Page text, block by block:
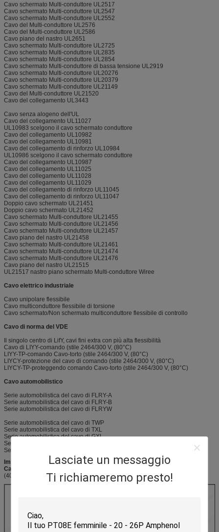
Lasciate un messaggio
Ti richiameremo presto!
Cavo schermato Multi-conduttore UL2517
Cavo schermato Multi-conduttore UL2547
Cavo schermato Multi-conduttore UL2552
Cavo del Multi-conduttore UL2576
Cavo del Multi-conduttore UL2586
Cavo piano del nastro UL2651
Cavo schermato Multi-conduttore UL2725
Cavo schermato Multi-conduttore UL2835
Cavo schermato Multi-conduttore UL2854
Cavo schermato Multi-conduttore di bassa tensione UL2919
Cavo schermato Multi-conduttore UL20276
Cavo schermato Multi-conduttore UL20379
Cavo schermato Multi-conduttore UL21149
Cavo del Multi-conduttore UL21520
Cavo del collegamento UL3443
Cavo senza alogeno dell'UL
Cavo del collegamento UL11027
UL10983 scelgono il cavo schermato conduttore
Cavo del collegamento UL10982
Cavo del collegamento UL10981
Cavo del collegamento di rinforzo UL10984
UL10986 scelgono il cavo schermato conduttore
Cavo del collegamento UL10987
Cavo del collegamento UL11025
Cavo del collegamento UL11028
Cavo del collegamento UL11029
Cavo del collegamento di rinforzo UL11045
Cavo del collegamento di rinforzo UL11047
Doppio cavo schermato UL21451
Doppio cavo schermato UL21452
Cavo schermato Multi-conduttore UL21455
Cavo schermato Multi-conduttore UL21456
Cavo schermato Multi-conduttore UL21457
Cavo piano del nastro UL21458
Cavo schermato Multi-conduttore UL21461
Cavo schermato Multi-conduttore UL21474
Cavo schermato Multi-conduttore UL21476
Cavo piano del nastro UL21515
UL21517 nastro piano schermato Multi-conduttore Wiree
Cavo elettrico industriale
Cavo unipolare flessibile
Cavo multiconduttore flessibile di torsione
Cavo schermato/Non schermato multiconduttore flessibile di controllo
Cavo di norma del VDE
Il singolo centro di LifY, cavi fini extra con più alta flessibilità
Cavo di LIYY-comando (stile 2464/300 V, (80°C)
LIYY-TP-comando Cavo-torto (stile 2464/300 V, (80°C)
LIYCY-protezione del cavo di comando (stile 2464/300 V, (80°C)
LIYCY-TP-proteggendo comando Cavo-torto (stile 2464/300 V, (80°C)
Cavo automobilistico
Serie automobilistica del cavo di FLRY-A
Serie automobilistica del cavo di FLRY-B
Serie automobilistica del cavo di FLRYW
Serie automobilistica del cavo di TWP
Serie automobilistica del cavo di TXL
Serie automobilistica del cavo di GXL
Serie automobilistica del cavo di AVS
Serie automobilistica del cavo di AVSS
Imballaggio & spedire
Cartoni dell'esportazione
(406mm*306mm*250mm)